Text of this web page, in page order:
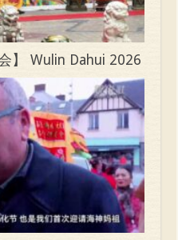
】 Wulin Dahui 2026